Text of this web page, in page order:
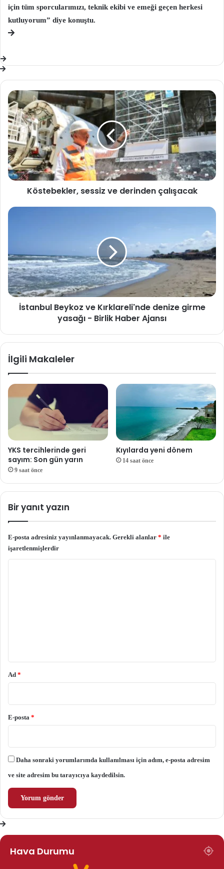
için tüm sporcularımızı, teknik ekibi ve emeği geçen herkesi
kutluyorum” diye konuştu.
Köstebekler,
sessiz
ve
derinden
çalışacak
Köstebekler, sessiz ve derinden çalışacak
İstanbul
-
Birlik
Haber
Ajansı
İstanbul Beykoz ve Kırklareli'nde denize girme
yasağı - Birlik Haber Ajansı
İlgili Makaleler
YKS tercihlerinde geri
sayım: Son gün yarın
9 saat önce
Kıyılarda yeni dönem
14 saat önce
Bir yanıt yazın
E-posta adresiniz yayınlanmayacak. Gerekli alanlar * ile
işaretlenmişlerdir
Ad *
E-posta *
Daha sonraki yorumlarımda kullanılması için adım, e-posta adresim
ve site adresim bu tarayıcıya kaydedilsin.
Hava Durumu